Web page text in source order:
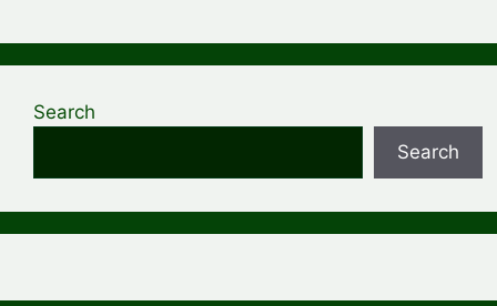
Search
Search